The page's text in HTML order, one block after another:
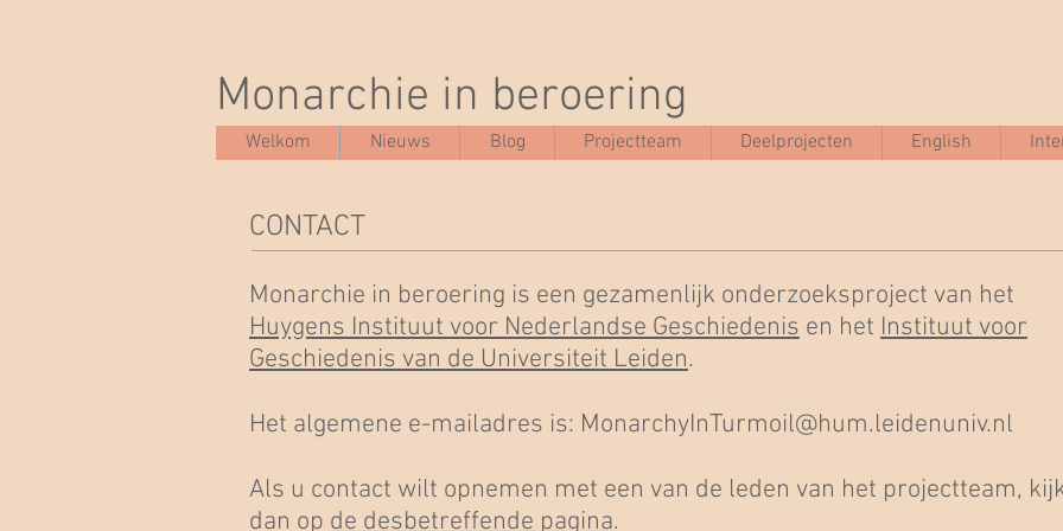
Monarchie in beroering
Welkom Nieuws Blog Projectteam Deelprojecten English
CONTACT
Monarchie in beroering is een gezamenlijk onderzoeksproject van het
Huygens Instituut voor Nederlandse Geschiedenis en het Instituut voor
Geschiedenis van de Universiteit Leiden.
Het algemene e-mailadres is: MonarchyInTurmoil@hum.leidenuniv.nl
Als u contact wilt opnemen met een van de leden van het projectteam,
dan op de desbetreffende pagina.